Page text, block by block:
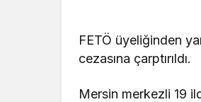
FETÖ üyeliğinden
cezasına çarptırıldı.
Mersin merkezli 19